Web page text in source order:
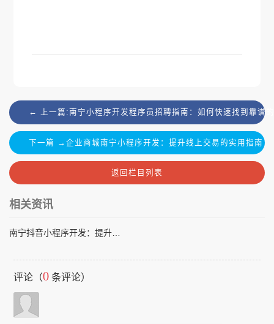
← 上一篇:南宁小程序开发程序员招聘指南：如何快速找到靠谱
下一篇 →企业商城南宁小程序开发：提升线上交易的实用指南
返回栏目列表
相关资讯
评论（0 条评论）